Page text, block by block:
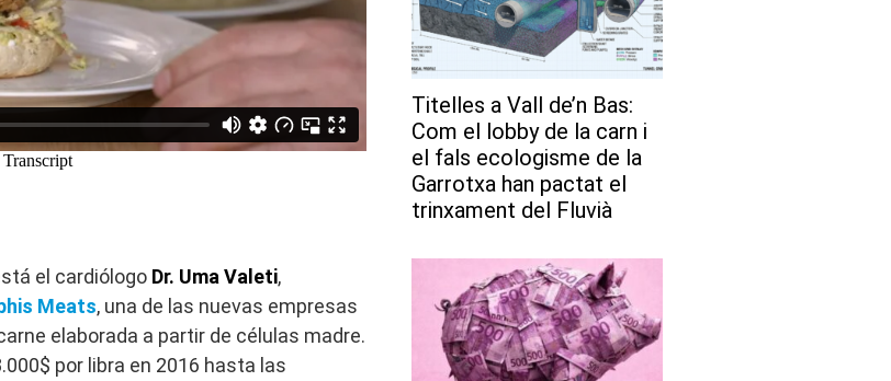
el cardiólogo Dr. Uma Valeti,
Meats, una de las nuevas empresas
elaborada a partir de células madre.
por libra en 2016 hasta las
Titelles a Vall de’n Bas:
Com el lobby de la carn i
el fals ecologisme de la
Garrotxa han pactat el
trinxament del Fluvià